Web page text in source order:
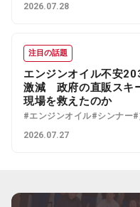
2026.07.28
注目の話題
エンジンオイル不安
激減 政府の直販スキ
現場を救えたのか
#エンジンオイル#シンナー#
2026.07.27